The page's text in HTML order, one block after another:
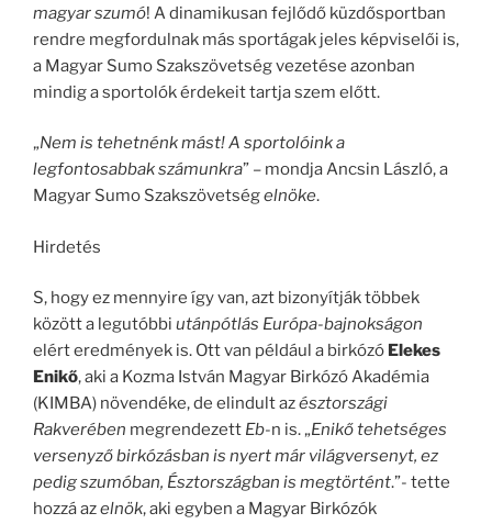
magyar szumó! A dinamikusan fejlődő küzdősportban
rendre megfordulnak más sportágak jeles képviselői is,
a Magyar Sumo Szakszövetség vezetése azonban
mindig a sportolók érdekeit tartja szem előtt.
„Nem is tehetnénk mást! A sportolóink a
legfontosabbak számunkra” – mondja Ancsin László, a
Magyar Sumo Szakszövetségelnöke.
Hirdetés
S, hogy ez mennyire így van, azt bizonyítják többek
között a legutóbbi utánpótlás Európa-bajnokságon
elért eredmények is. Ott van például a birkózó Elekes
Enikő, aki a Kozma István Magyar Birkózó Akadémia
(KIMBA) növendéke, de elindult azésztországi
Rakverében megrendezett Eb-n is. „Enikő tehetséges
versenyző birkózásban is nyert már világversenyt, ez
pedig szumóban, Észtországban is megtörtént.”- tette
hozzá azelnök, aki egyben a Magyar Birkózók